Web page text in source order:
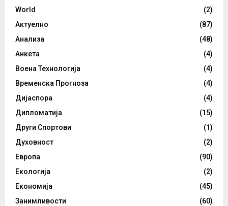
World
(2)
Актуелно
(87)
Анализа
(48)
Анкета
(4)
Воена Технологија
(4)
Временска Прогноза
(4)
Дијаспора
(4)
Дипломатија
(15)
Други Спортови
(1)
Духовност
(2)
Европа
(90)
Екологија
(2)
Економија
(45)
Занимливости
(60)